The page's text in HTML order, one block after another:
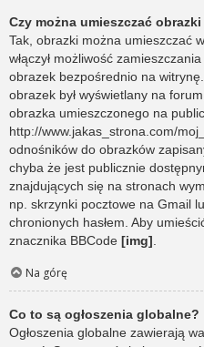
Czy można umieszczać
Tak, obrazki można umieszczać
włączył możliwość
obrazek bezpośrednio na
obrazek był wyświetlany na
obrazka umieszczonego na
http://www.jakas_strona.com/
odnośników do obrazków
chyba że jest publicznie
znajdujących się na stronach
np. skrzynki pocztowe na Gmail
chronionych hasłem. Aby
znacznika BBCode [img].
Na górę
Co to są ogłoszenia globalne?
Ogłoszenia globalne zawierają